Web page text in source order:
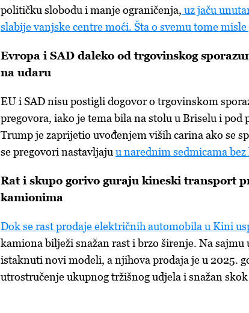
političku slobodu i manje ograničenja, uz jaču
slabije vanjske centre moći. Šta o svemu tome misle
Evropa i SAD daleko od trgovinskog
na udaru
EU i SAD nisu postigli dogovor o trgovinskom
pregovora, iako je tema bila na stolu u Briselu i pod
Trump je zaprijetio uvođenjem viših carina ako se
se pregovori nastavljaju u narednim sedmicama
Rat i skupo gorivo guraju kineski transport
kamionima
Dok se rast prodaje električnih automobila u Kini
kamiona bilježi snažan rast i brzo širenje. Na sajmu
istaknuti novi modeli, a njihova prodaja je u 2025.
utrostručenje ukupnog tržišnog udjela i snažan